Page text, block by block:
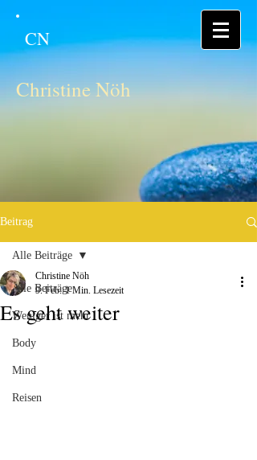
CN
Christine Nöh
Beitrag
Alle Beiträge
Weniger ist mehr
Body
Mind
Reisen
Alle Beiträge
Es geht weiter
Christine Nöh
9. Feb. 1 Min. Lesezeit